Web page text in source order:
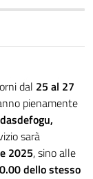
dal 25 al 27
pienamente
sarà
2025, sino alle
dello stesso